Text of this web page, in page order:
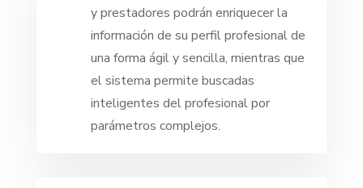
y prestadores podrán enriquecer la
información de su perfil profesional de
una forma ágil y sencilla, mientras que
el sistema permite buscadas
inteligentes del profesional por
parámetros complejos.